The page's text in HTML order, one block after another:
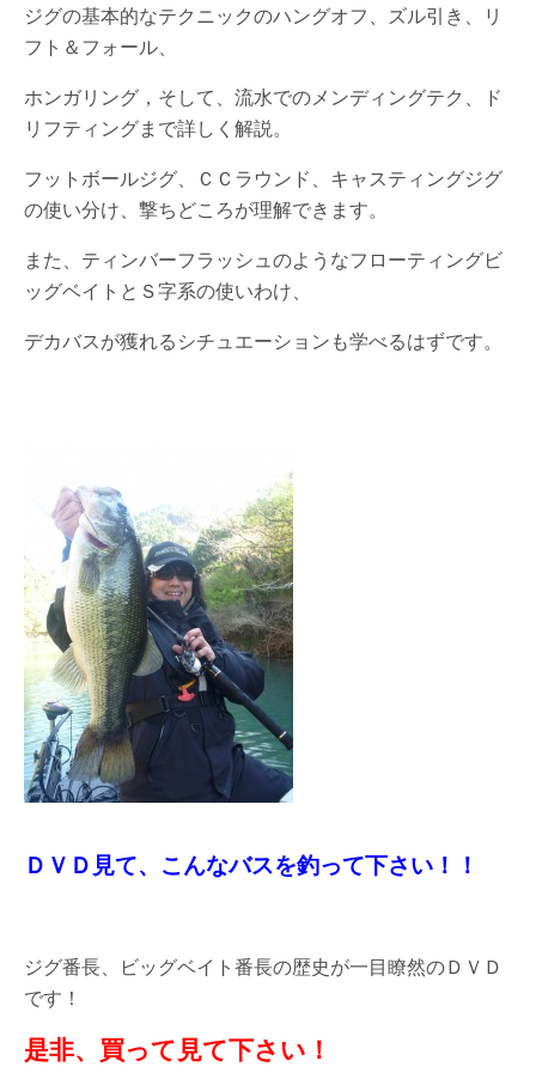
ジグの基本的なテクニックのハングオフ、ズル引き、リ
フト＆フォール、
ホンガリング，そして、流水でのメンディングテク、ド
リフティングまで詳しく解説。
フットボールジグ、ＣＣラウンド、キャスティングジグ
の使い分け、撃ちどころが理解できます。
また、ティンバーフラッシュのようなフローティングビ
ッグベイトとＳ字系の使いわけ、
デカバスが獲れるシチュエーションも学べるはずです。
ＤＶＤ見て、こんなバスを釣って下さい！！
ジグ番長、ビッグベイト番長の歴史が一目瞭然のＤＶＤ
です！
是非、買って見て下さい！